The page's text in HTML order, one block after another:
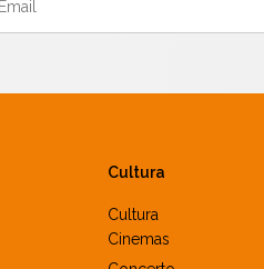
Cultura
Cultura
Cinemas